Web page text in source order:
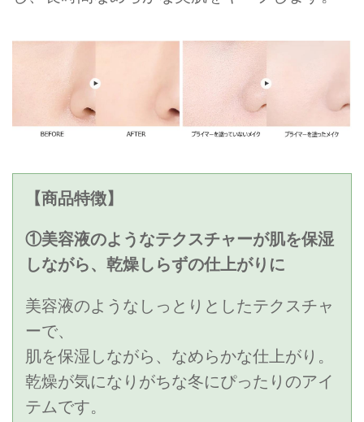
【商品特徴】
①美容液のようなテクスチャーが肌を保湿
しながら、乾燥しらずの仕上がりに
美容液のようなしっとりとしたテクスチャ
ーで、
肌を保湿しながら、なめらかな仕上がり。
乾燥が気になりがちな冬にぴったりのアイ
テムです。